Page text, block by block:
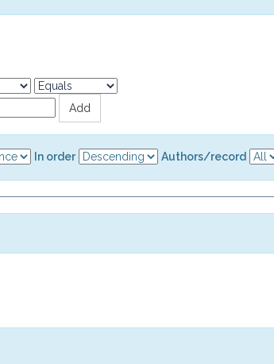
In order Authors/record